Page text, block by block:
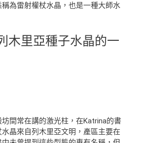
為雷射權杖水晶，也是一種大師水
木里亞種子水晶的一
間常在講的激光柱，在Katrina的書
晶來自列木里亞文明，產區主要在